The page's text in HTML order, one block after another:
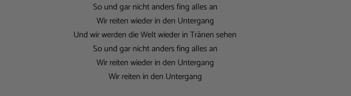
So und gar nicht anders fing alles an
Wir reiten wieder in den Untergang
Und wir werden die Welt wieder in Tränen sehen
So und gar nicht anders fing alles an
Wir reiten wieder in den Untergang
Wir reiten in den Untergang